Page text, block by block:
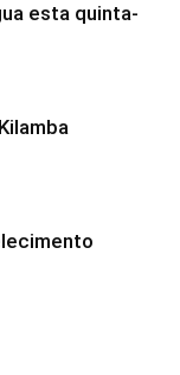
esta quinta-